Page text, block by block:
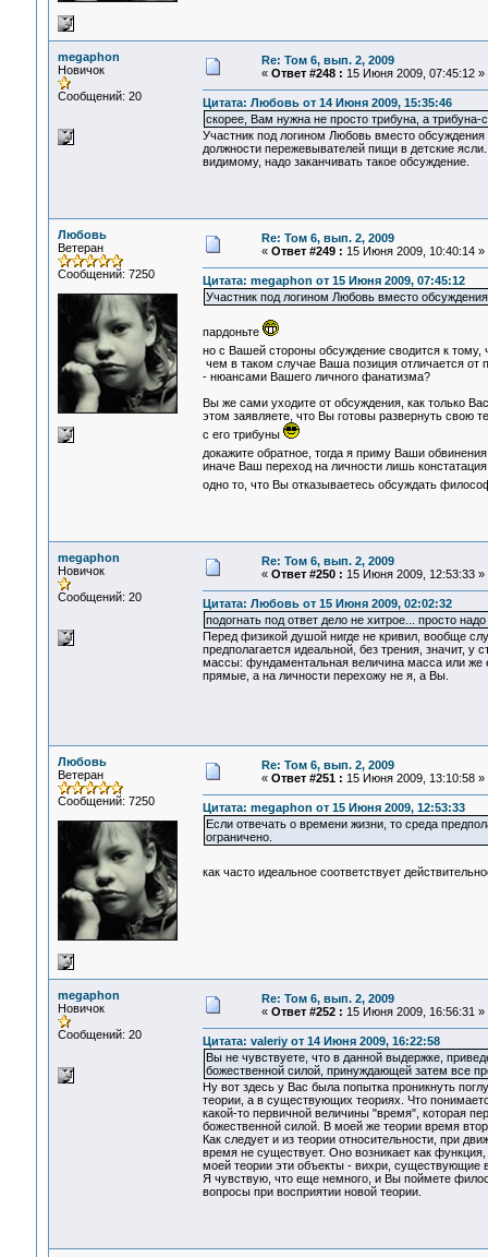
megaphon
Новичок
Сообщений: 20
Re: Том 6, вып. 2, 2009
« Ответ #248 : 15 Июня 2009, 07:45:12 »
Цитата: Любовь от 14 Июня 2009, 15:35:46
скорее, Вам нужна не просто трибуна, а трибуна-
Участник под логином Любовь вместо
должности пережевывателей пищи в детские
видимому, надо заканчивать такое обсуждение.
Любовь
Ветеран
Сообщений: 7250
Re: Том 6, вып. 2, 2009
« Ответ #249 : 15 Июня 2009, 10:40:14 »
Цитата: megaphon от 15 Июня 2009, 07:45:12
Участник под логином Любовь вместо
пардоньте
но с Вашей стороны обсуждение сводится к
чем в таком случае Ваша позиция отличается от
- нюансами Вашего личного фанатизма?
Вы же сами уходите от обсуждения, как только
этом заявляете, что Вы готовы развернуть свою
с его трибуны
докажите обратное, тогда я приму Ваши
иначе Ваш переход на личности лишь
одно то, что Вы отказываетесь обсуждать
megaphon
Новичок
Сообщений: 20
Re: Том 6, вып. 2, 2009
« Ответ #250 : 15 Июня 2009, 12:53:33 »
Цитата: Любовь от 15 Июня 2009, 02:02:32
подогнать под ответ дело не хитрое... просто
Перед физикой душой нигде не кривил, вообще
предполагается идеальной, без трения, значит,
массы: фундаментальная величина масса или же
прямые, а на личности перехожу не я, а Вы.
Любовь
Ветеран
Сообщений: 7250
Re: Том 6, вып. 2, 2009
« Ответ #251 : 15 Июня 2009, 13:10:58 »
Цитата: megaphon от 15 Июня 2009, 12:53:33
Если отвечать о времени жизни, то среда
ограничено.
как часто идеальное соответствует
megaphon
Новичок
Сообщений: 20
Re: Том 6, вып. 2, 2009
« Ответ #252 : 15 Июня 2009, 16:56:31 »
Цитата: valeriy от 14 Июня 2009, 16:22:58
Вы не чувствуете, что в данной выдержке,
божественной силой, принуждающей затем все
Ну вот здесь у Вас была попытка проникнуть
теории, а в существующих теориях. Что
какой-то первичной величины "время", которая
божественной силой. В моей же теории время
Как следует и из теории относительности, при
время не существует. Оно возникает как
моей теории эти объекты - вихри, существующие
Я чувствую, что еще немного, и Вы поймете
вопросы при восприятии новой теории.